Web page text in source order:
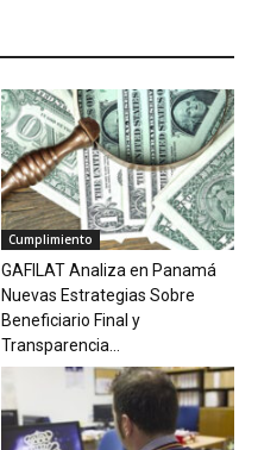
Cumplimiento
GAFILAT Analiza en Panamá
Nuevas Estrategias Sobre
Beneficiario Final y
Transparencia...